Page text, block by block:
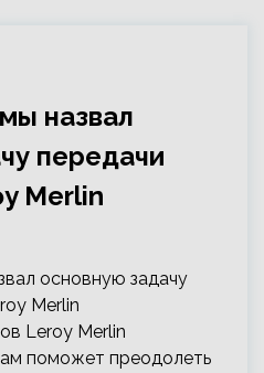
назвал
передачи
Merlin
Leroy Merlin
поможет преодолеть